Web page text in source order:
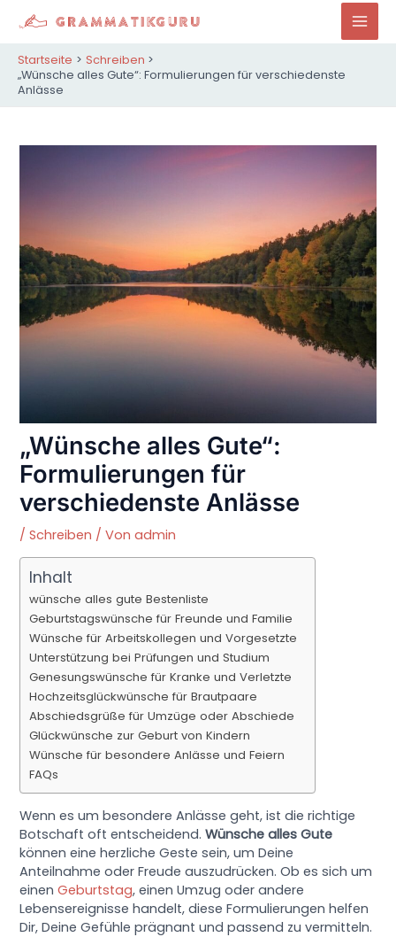
Inhalt
Startseite
Schreiben
„Wünsche alles Gute“: Formulierungen für verschiedenste
Anlässe
„Wünsche alles Gute“:
Formulierungen für
verschiedenste Anlässe
/Schreiben / Vonadmin
Inhalt
wünsche alles gute Bestenliste
Geburtstagswünsche für Freunde und Familie
Wünsche für Arbeitskollegen und Vorgesetzte
Unterstützung bei Prüfungen und Studium
Genesungswünsche für Kranke und Verletzte
Hochzeitsglückwünsche für Brautpaare
Abschiedsgrüße für Umzüge oder Abschiede
Glückwünsche zur Geburt von Kindern
Wünsche für besondere Anlässe und Feiern
FAQs
Wenn es um besondere Anlässe geht, ist die richtige
Botschaft oft entscheidend.Wünsche alles Gute
können eine herzliche Geste sein, um Deine
Anteilnahme oder Freude auszudrücken. Ob es sich um
einenGeburtstag, einen Umzug oder andere
Lebensereignisse handelt, diese Formulierungen helfen
Dir, Deine Gefühle prägnant und passend zu vermitteln.